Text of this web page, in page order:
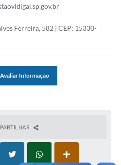
Ferreira, 582 | CEP: 15330-
Avaliar Informação